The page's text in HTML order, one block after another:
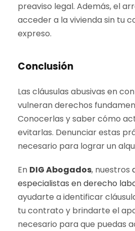
preaviso legal. Además, el
acceder a la vivienda sin tu
expreso.
Conclusión
Las cláusulas abusivas en
vulneran derechos
Conocerlas y saber cómo
evitarlas. Denunciar estas
necesario para lograr un
En DIG Abogados, nuestros
especialistas en derecho
ayudarte a identificar
tu contrato y brindarte el
necesario para que puedas